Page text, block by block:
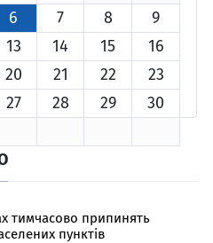
6 7 8
9
13 14 15
16
20 21 22
23
27 28 29
30
тимчасово припинять
пунктів